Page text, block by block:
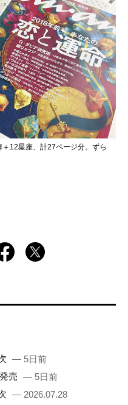
12星座、計27ページ分。ずら
— 5日前
売 — 5日前
— 2026.07.28